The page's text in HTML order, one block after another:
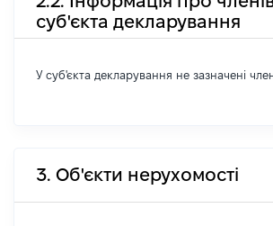
суб'єкта декларування
У суб'єкта декларування не зазначені
3. Об'єкти нерухомості